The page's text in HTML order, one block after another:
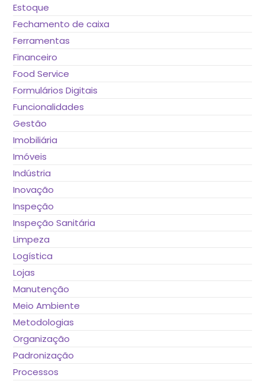
Estoque
Fechamento de caixa
Ferramentas
Financeiro
Food Service
Formulários Digitais
Funcionalidades
Gestão
Imobiliária
Imóveis
Indústria
Inovação
Inspeção
Inspeção Sanitária
Limpeza
Logística
Lojas
Manutenção
Meio Ambiente
Metodologias
Organização
Padronização
Processos